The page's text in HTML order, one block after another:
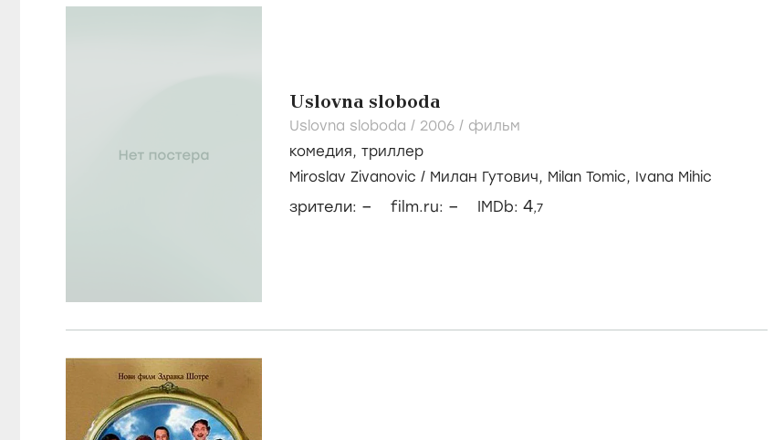
Uslovna sloboda
Uslovna sloboda / 2006 / фильм
комедия, триллер
Miroslav Zivanovic / Милан Гутович, Milan Tomic, Ivana Mihic
зрители: – film.ru: – IMDb: 4,7